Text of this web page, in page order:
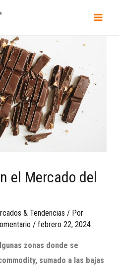
el Mercado del
& Tendencias / Por
/febrero 22, 2024
zonas donde se
sumado a las bajas